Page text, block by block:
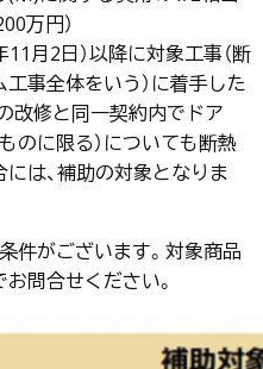
万円）
月2日）以降に対象工事（断
事全体をいう）に着手した
改修と同一契約内でドア
のに限る）についても断熱
は、補助の対象となりま
件がございます。対象商品
問合せください。